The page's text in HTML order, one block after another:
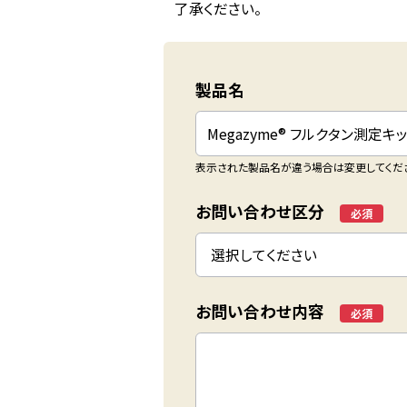
了承ください。
製品名
表示された製品名が違う場合は変更してくだ
お問い合わせ区分 *
お問い合わせ内容 *